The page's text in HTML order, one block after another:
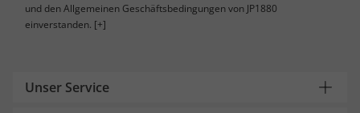
und den Allgemeinen Geschäftsbedingungen von JP1880
einverstanden. [+]
Unser Service